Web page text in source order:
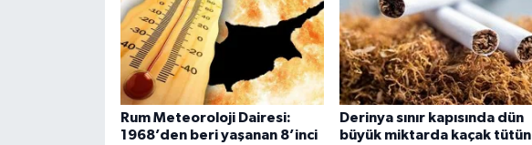
Rum Meteoroloji Dairesi:
1968’den beri yaşanan 8’inci
Derinya sınır kapısında dün
büyük miktarda kaçak tütün